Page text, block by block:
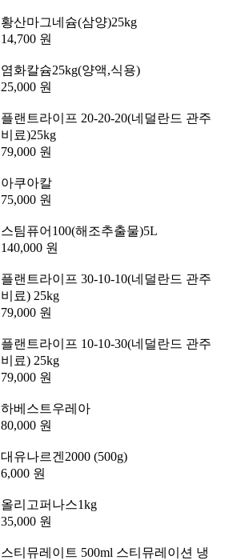
황산마그네슘(삼양)25kg
14,700 원
염화칼슘25kg(양액,식용)
25,000 원
플랜트라이프 20-20-20(네덜란드 관주
비료)25kg
79,000 원
아쿠아칼
75,000 원
스팀퓨어100(해조추출물)5L
140,000 원
플랜트라이프 30-10-10(네덜란드 관주
비료) 25kg
79,000 원
플랜트라이프 10-10-30(네덜란드 관주
비료) 25kg
79,000 원
하베스트우레아
80,000 원
대유나르겐2000 (500g)
6,000 원
올리고퍼나스1kg
35,000 원
스티뮤레이트 500ml 스티뮤레이션 냉